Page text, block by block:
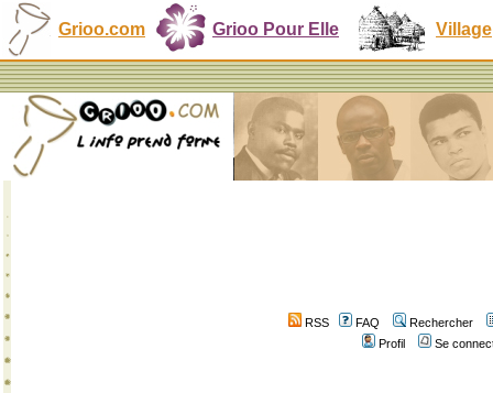
Grioo.com Grioo Pour Elle Village
RSS FAQ
Rechercher
Profil
Se